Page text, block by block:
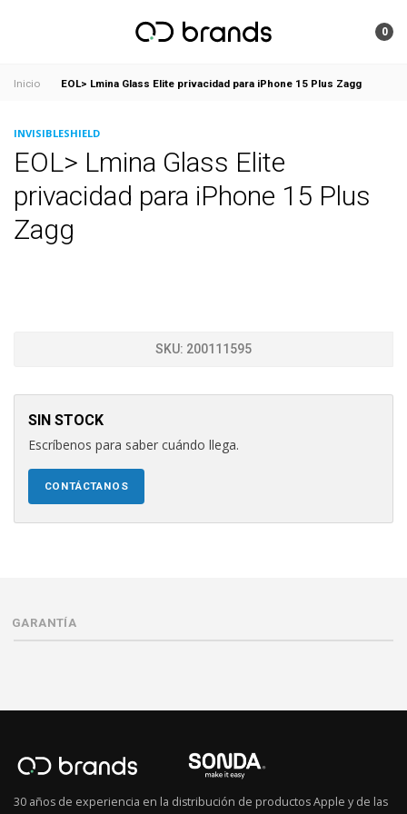
0
Inicio EOL> Lmina Glass Elite privacidad para iPhone 15 Plus Zagg
INVISIBLESHIELD
EOL> Lmina Glass Elite
privacidad para iPhone 15 Plus
Zagg
SKU: 200111595
SIN STOCK
Escríbenos para saber cuándo llega.
CONTÁCTANOS
GARANTÍA
30 años de experiencia en la distribución de productos Apple y de las